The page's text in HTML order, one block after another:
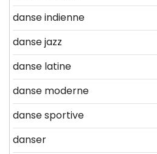
danse indienne
danse jazz
danse latine
danse moderne
danse sportive
danser